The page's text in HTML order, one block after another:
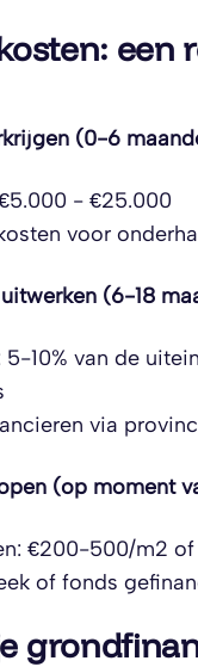
een
(0-6
- €25.000
voor
(6-18
5-10% van de
via
(op moment
€200-500/m2 of
of fonds